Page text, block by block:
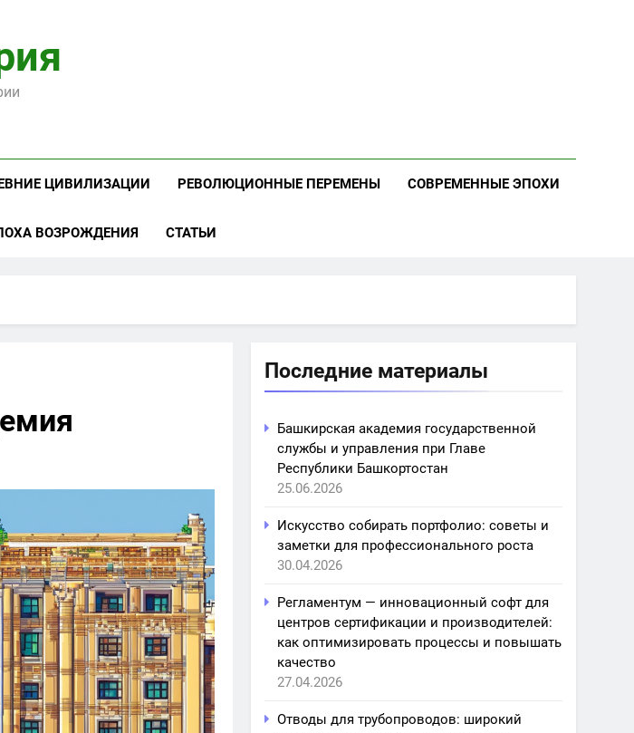
ЦИВИЛИЗАЦИИ РЕВОЛЮЦИОННЫЕ ПЕРЕМЕНЫ СОВРЕМЕННЫЕ ЭПОХИ
ВОЗРОЖДЕНИЯ СТАТЬИ
Последние материалы
Башкирская академия государственной
службы и управления при Главе
Республики Башкортостан
25.06.2026
Искусство собирать портфолио: советы и
заметки для профессионального роста
30.04.2026
Регламентум — инновационный софт для
центров сертификации и производителей:
как оптимизировать процессы и повышать
качество
27.04.2026
Отводы для трубопроводов: широкий